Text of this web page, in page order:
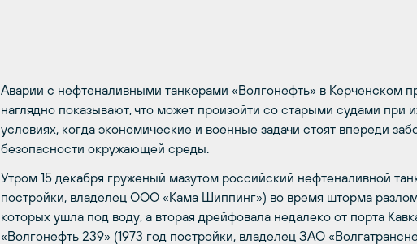
Аварии с нефтеналивными танкерами «Волгонефть» в Керченском
наглядно показывают, что может произойти со старыми судами при
условиях, когда экономические и военные задачи стоят впереди
безопасности окружающей среды.
Утром 15 декабря груженый мазутом российский нефтеналивной
постройки, владелец ООО «Кама Шиппинг») во время шторма
которых ушла под воду, а вторая дрейфовала недалеко от порта
«Волгонефть 239» (1973 год постройки, владелец ЗАО